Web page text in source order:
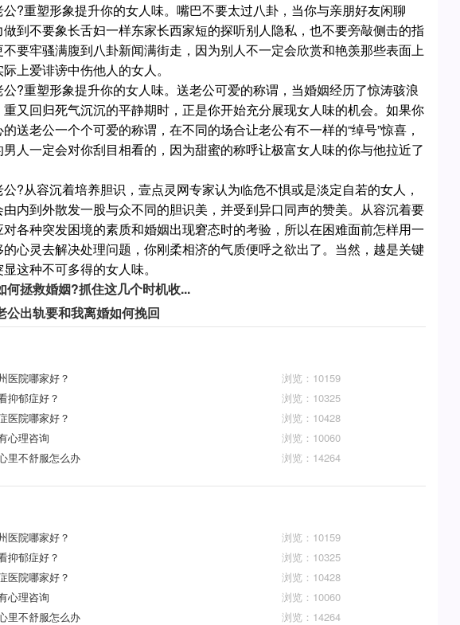
?重塑形象提升你的女人味。嘴巴不要太过八卦，当你与亲朋好友闲聊
做到不要象长舌妇一样东家长西家短的探听别人隐私，也不要旁敲侧击的指
要牢骚满腹到八卦新闻满街走，因为别人不一定会欣赏和艳羡那些表面上
上爱诽谤中伤他人的女人。
?重塑形象提升你的女人味。送老公可爱的称谓，当婚姻经历了惊涛骇浪
重又回归死气沉沉的平静期时，正是你开始充分展现女人味的机会。如果你
送老公一个个可爱的称谓，在不同的场合让老公有不一样的“绰号”惊喜，
人一定会对你刮目相看的，因为甜蜜的称呼让极富女人味的你与他拉近了
?从容沉着培养胆识，壹点灵网专家认为临危不惧或是淡定自若的女人，
内到外散发一股与众不同的胆识美，并受到异口同声的赞美。从容沉着要
各种突发困境的素质和婚姻出现窘态时的考验，所以在困难面前怎样用一
心灵去解决处理问题，你刚柔相济的气质便呼之欲出了。当然，越是关键
这种不可多得的女人味。
何拯救婚姻?抓住这几个时机收...
公出轨要和我离婚如何挽回
医院哪家好？
浏览：10159
抑郁症好？
浏览：10325
医院哪家好？
浏览：10428
心理咨询
浏览：10060
里不舒服怎么办 浏览：14264
医院哪家好？
浏览：10159
抑郁症好？
浏览：10325
医院哪家好？
浏览：10428
心理咨询
浏览：10060
里不舒服怎么办 浏览：14264